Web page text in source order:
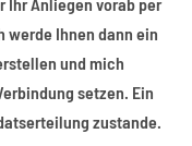
werde Ihnen dann ein
und mich
setzen. Ein
zustande.